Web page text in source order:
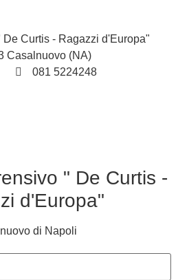
De Curtis - Ragazzi d'Europa"
Casalnuovo (NA)
081 5224248
" De Curtis -
d'Europa"
di Napoli